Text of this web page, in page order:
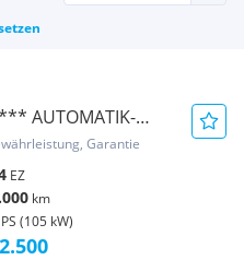
AUTOMATIK-
Garantie
EZ
km
PS (105 kW)